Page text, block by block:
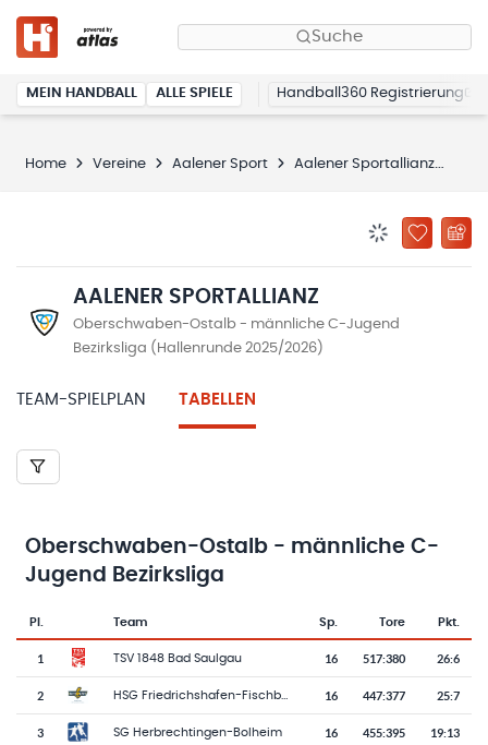
Suche
MEIN HANDBALL ALLE SPIELE Handball360 Registrierung
Home Vereine Aalener Sport Aalener Sportallianz
ZU
AALENER SPORTALLIANZ
Oberschwaben-Ostalb - männliche C-Jugend
Bezirksliga (Hallenrunde 2025/2026)
TEAM-SPIELPLAN TABELLEN
Oberschwaben-Ostalb - männliche C-
Jugend Bezirksliga
Tabelle mit Vereinsplatzierungen, Spielen, Toren und Punkten
Pl.
Team-Logo
Team Sp. Tore Pkt.
1 TSV 1848 Bad Saulgau 16 517:380 26:6
2 16 447:377 25:7
3 SG Herbrechtingen-Bolheim 16 455:395 19:13